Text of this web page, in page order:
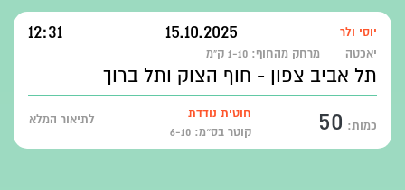
יוסי ולר 15.10.2025
12:31
יאכטה מרחק מהחוף: 1-10 ק"מ
תל אביב צפון - חוף הצוק ותל ברוך
כמות: 50
חוטית נודדת
קוטר בס״מ: 6-10
לתיאור המלא